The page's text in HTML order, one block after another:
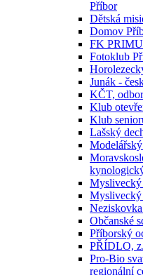
Příbor
Dětská
Domov
FK
Fotoklub
Junák -
KČT,
Klub
Klub
Lašský
Myslivecký
Občanské
Příborský
PŘÍDLO,
Pro-Bio
regionální